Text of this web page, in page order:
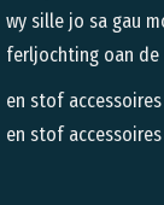
wy sille jo sa gau
ferljochting oan
en stof
en stof